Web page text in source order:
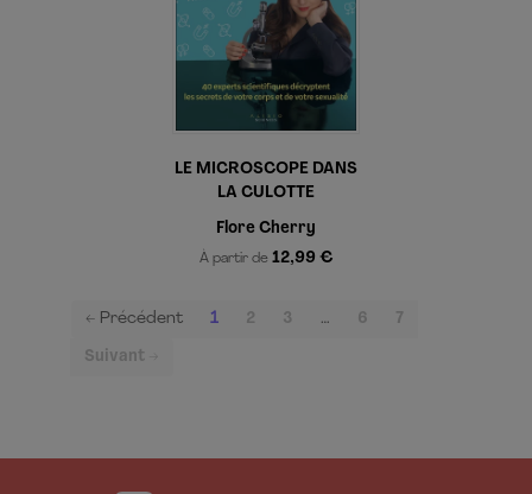
LE MICROSCOPE DANS
LA CULOTTE
Flore Cherry
À partir de 12,99 €
← Précédent 1(current)
2 3 … 6 7
Suivant →